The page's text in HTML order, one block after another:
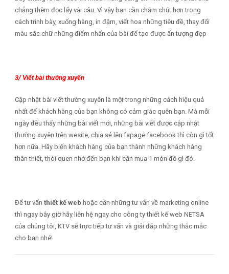
chẳng thèm đọc lấy vài câu. Vì vậy bạn cần chăm chút hơn trong
cách trình bày, xuống hàng, in đậm, viết hoa những tiêu đề, thay đổi
màu sắc chữ những điểm nhấn của bài để tạo được ấn tượng đẹp
3/ Viết bài thường xuyên
Cập nhật bài viết thường xuyên là một trong những cách hiệu quả
nhất để khách hàng của bạn không có cảm giác quên bạn. Mà mỗi
ngày đều thấy những bài viết mới, những bài viết được cập nhật
thường xuyên trên wesite, chia sẻ lên fapage facebook thì còn gì tốt
hơn nữa. Hãy biến khách hàng của bạn thành những khách hàng
thân thiết, thói quen nhớ đến bạn khi cần mua 1 món đồ gì đó.
Để tư vấn thiết kế web hoặc cần những tư vấn về marketing online
thì ngay bây giờ hãy liên hệ ngay cho công ty thiết kế web NETSA
của chúng tôi, KTV sẽ trực tiếp tư vấn và giải đáp những thắc mắc
cho bạn nhé!